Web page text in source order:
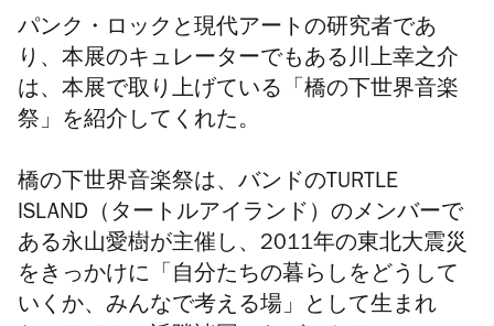
パンク・ロックと現代アートの研究者であ
り、本展のキュレーターでもある川上幸之介
は、本展で取り上げている「橋の下世界音楽
祭」を紹介してくれた。
橋の下世界音楽祭は、バンドのTURTLE
ISLAND（タートルアイランド）のメンバーで
ある永山愛樹が主催し、2011年の東北大震災
をきっかけに「自分たちの暮らしをどうして
いくか、みんなで考える場」として生まれ